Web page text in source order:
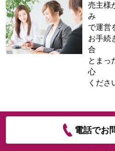
売主様
み
で運営
お手続
合
とまっ
心
くださ
電話でお